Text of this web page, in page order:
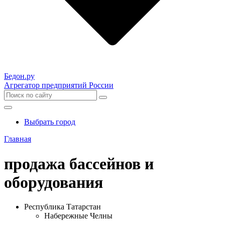
Бедон.ру
Агрегатор предприятий России
Выбрать город
Главная
продажа бассейнов и
оборудования
Республика Татарстан
Набережные Челны